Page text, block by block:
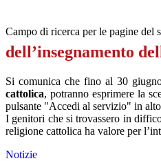
Campo di ricerca per le pagine del
dell’insegnamento
Si comunica che fino al 30
cattolica, potranno esprimere la
pulsante "Accedi al servizio" in
I genitori che si trovassero in
religione cattolica ha valore per
Notizie